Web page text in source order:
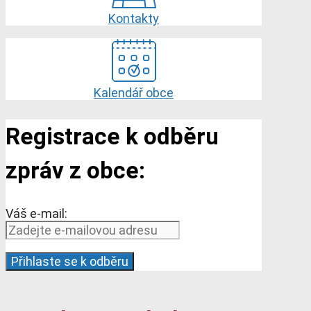
Kontakty
Kalendář obce
Registrace k odběru
zpráv z obce:
Váš e-mail: